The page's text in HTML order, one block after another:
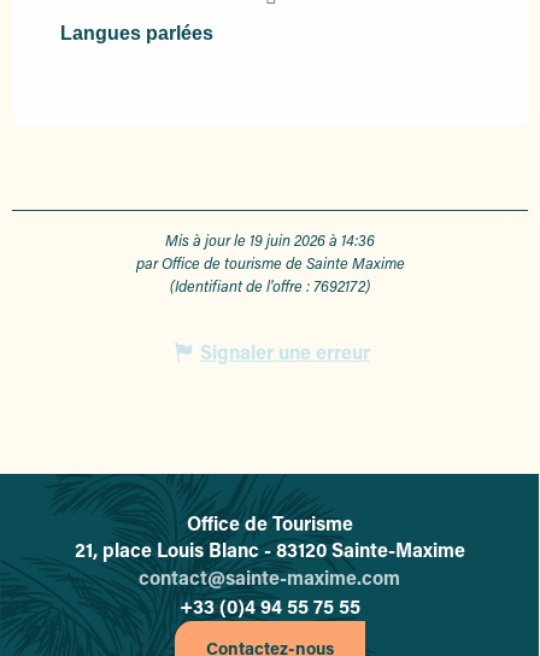
Langues parlées
Langues parlées
Mis à jour le 19 juin 2026 à 14:36
par Office de tourisme de Sainte Maxime
(Identifiant de l'offre :7692172)
Signaler une erreur
L'office de tourisme de Sainte-
Office de Tourisme
21, place Louis Blanc - 83120 Sainte-Maxime
contact@sainte-maxime.com
+33 (0)4 94 55 75 55
Contactez-nous